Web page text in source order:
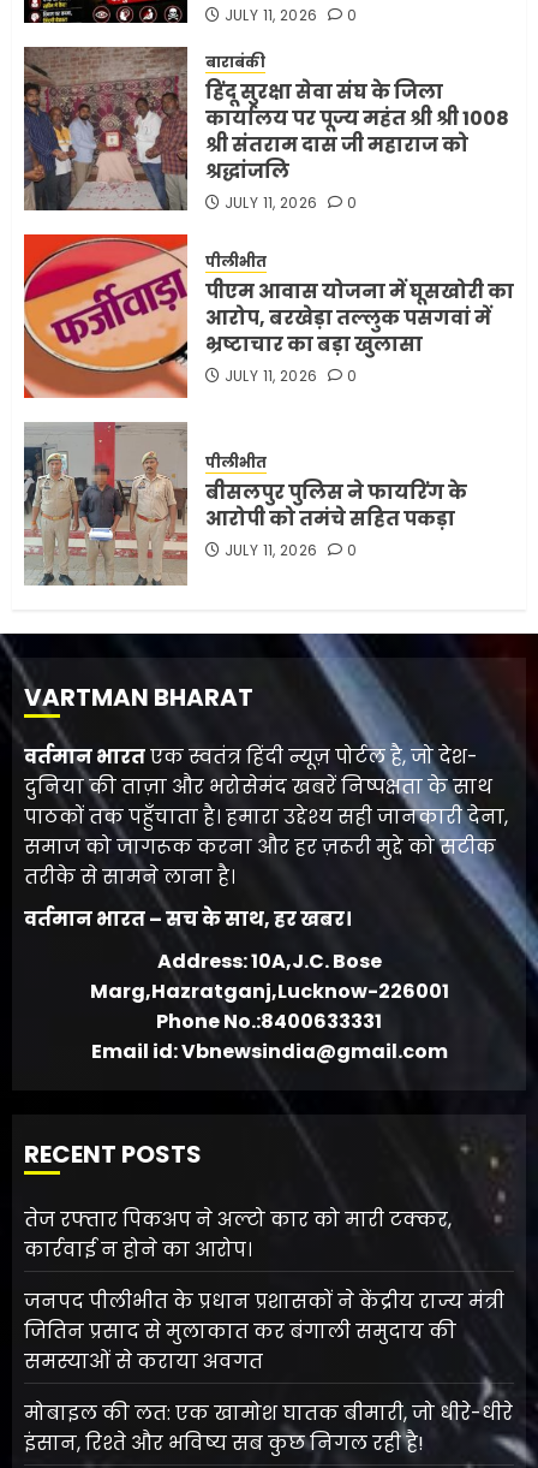
JULY 11, 2026 0
बाराबंकी
हिंदू सुरक्षा सेवा संघ के जिला
कार्यालय पर पूज्य महंत श्री श्री 1008
श्री संतराम दास जी महाराज को
श्रद्धांजलि
JULY 11, 2026 0
पीलीभीत
पीएम आवास योजना में घूसखोरी का
आरोप, बरखेड़ा तल्लुक पसगवां में
भ्रष्टाचार का बड़ा खुलासा
JULY 11, 2026 0
पीलीभीत
बीसलपुर पुलिस ने फायरिंग के
आरोपी को तमंचे सहित पकड़ा
JULY 11, 2026 0
VARTMAN BHARAT
वर्तमान भारतएक स्वतंत्र हिंदी न्यूज़ पोर्टल है, जो देश-
दुनिया की ताज़ा और भरोसेमंद खबरें निष्पक्षता के साथ
पाठकों तक पहुँचाता है। हमारा उद्देश्य सही जानकारी देना,
समाज को जागरूक करना और हर ज़रूरी मुद्दे को सटीक
तरीके से सामने लाना है।
वर्तमान भारत – सच के साथ, हर खबर।
Address: 10A,J.C. Bose
Marg,Hazratganj,Lucknow-226001
Phone No.:8400633331
Email id: Vbnewsindia@gmail.com
RECENT POSTS
तेज रफ्तार पिकअप ने अल्टो कार को मारी टक्कर,
कार्रवाई न होने का आरोप।
जनपद पीलीभीत के प्रधान प्रशासकों ने केंद्रीय राज्य मंत्री
जितिन प्रसाद से मुलाकात कर बंगाली समुदाय की
समस्याओं से कराया अवगत
मोबाइल की लत: एक खामोश घातक बीमारी, जो धीरे-धीरे
इंसान, रिश्ते और भविष्य सब कुछ निगल रही है!